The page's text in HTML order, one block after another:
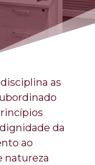
as
da
ao
natureza